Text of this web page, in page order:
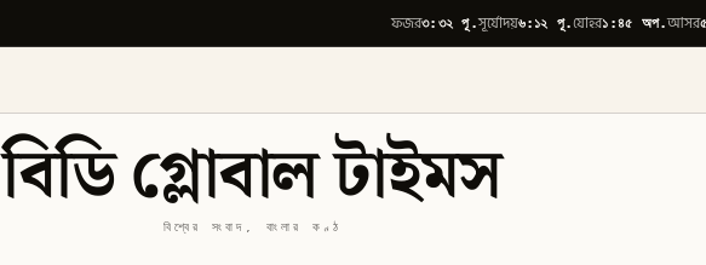
ফজর৩:৩২ পূ.সূর্যোদয়৬:১২ পূ.যোহর১:৪৫ অপ.আসর
বিডি গ্লোবাল টাইমস
বিশ্বের সংবাদ, বাংলার কণ্ঠ